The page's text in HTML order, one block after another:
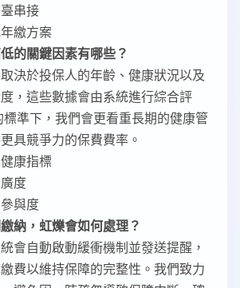
串接
繳方案
的關鍵因素有哪些？
決於投保人的年齡、健康狀況以及
，這些數據會由系統進行綜合評
準下，我們會更看重長期的健康管
具競爭力的保費費率。
康指標
度
與度
納，虹爍會如何處理？
會自動啟動緩衝機制並發送提醒，
費以維持保障的完整性。我們致力